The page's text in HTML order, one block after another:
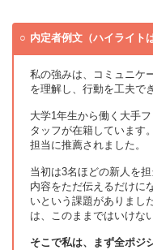
内定者例文（ハイライト
私の強みは、コミュニケ
を理解し、行動を工夫で
大学1年生から働く大手
タッフが在籍しています
担当に推薦されました。
当初は3名ほどの新人を
内容をただ伝えるだけに
いという課題がありまし
は、このままではいけな
そこで私は、まず全ポジ